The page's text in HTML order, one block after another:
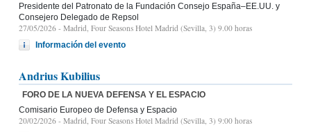
Presidente del Patronato de la Fundación Consejo España–EE.UU. y
Consejero Delegado de Repsol
27/05/2026 - Madrid, Four Seasons Hotel Madrid (Sevilla, 3) 9.00 horas
Información del evento
Andrius Kubilius
FORO DE LA NUEVA DEFENSA Y EL ESPACIO
Comisario Europeo de Defensa y Espacio
20/02/2026 - Madrid, Four Seasons Hotel Madrid (Sevilla, 3) 9:00 horas